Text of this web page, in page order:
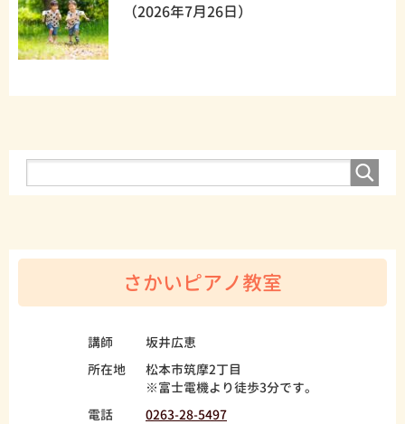
（2026年7月26日）
さかいピアノ教室
講師
坂井広恵
所在地
松本市筑摩2丁目
※富士電機より徒歩3分です。
電話
0263-28-5497